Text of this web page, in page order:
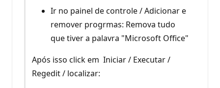
Ir no painel de controle / Adicionar e
remover progrmas: Remova tudo
que tiver a palavra "Microsoft Office"
Após isso click em Iniciar / Executar /
Regedit / localizar: